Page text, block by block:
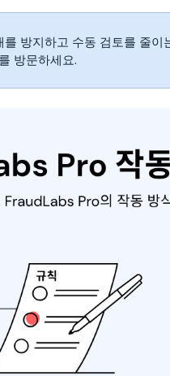
방지하고 수동 검토를 줄
방문하세요.